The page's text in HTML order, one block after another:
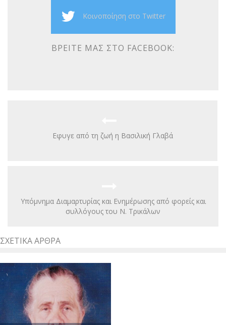
Κοινοποίηση στο Twitter
ΒΡΕΊΤΕ ΜΑΣ ΣΤΟ FACEBOOK:
Eφυγε από τη ζωή η Βασιλική Γλαβά
Υπόμνημα Διαμαρτυρίας και Ενημέρωσης από φορείς και
συλλόγους του Ν. Τρικάλων
ΣΧΕΤΙΚΆ ΆΡΘΡΑ